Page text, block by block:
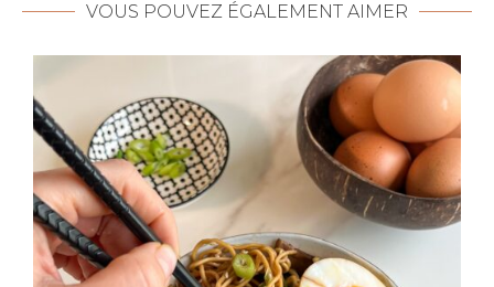
VOUS POUVEZ ÉGALEMENT AIMER